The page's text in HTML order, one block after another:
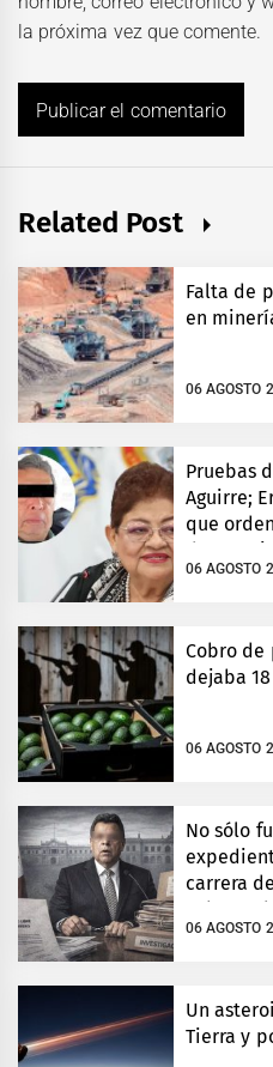
la próxima vez que comente.
Related Post
Falta de
en
06 AGOSTO
Pruebas
Aguirre;
que
de
06 AGOSTO
Cobro de
dejaba
06 AGOSTO
No sólo
carrera
06 AGOSTO
Un
Tierra y